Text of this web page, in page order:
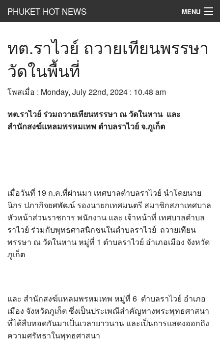
PHUKET HOT NEWS MENU
HotClip
Hot List
HotGossip
HotBusiness
อยากบอกอยากเล่า
?>
ทต.ราไวย์ ถวายเทียนพรรษา
วัดในพื้นที่
โพสเมื่อ : Monday, July 22nd, 2024 : 10.48 am
ทต.ราไวย์ ร่วมถวายเทียนพรรษา ณ วัดในหาน และ
สำนักสงฆ์แหลมพรหมเทพ ตำบลราไวย์ จ.ภูเก็ต
เมื่อวันที่ 19 ก.ค.ที่ผ่านมา เทศบาลตำบลราไวย์ นำโดยนาย
นิกร ปภากิจยศพัฒน์ รองนายกเทศมนตรี สมาชิกสภาเทศบาล
หัวหน้าส่วนราชการ พนักงาน และ เจ้าหน้าที่ เทศบาลตำบล
ราไวย์ ร่วมกับพุทธศาสนิกชนในตำบลราไวย์ ถวายเทียน
พรรษา ณ วัดในหาน หมู่ที่ 1 ตำบลราไวย์ อำเภอเมือง จังหวัด
ภูเก็ต
และ สำนักสงฆ์แหลมพรหมเทพ หมู่ที่ 6 ตำบลราไวย์ อำเภอ
เมือง จังหวัดภูเก็ต ซึ่งเป็นประเพณีสำคัญทางพระพุทธศาสนา
ที่ได้สืบทอดกันมาเป็นเวลายาวนาน และเป็นการแสดงออกถึง
ความศรัทธาในพุทธศาสนา